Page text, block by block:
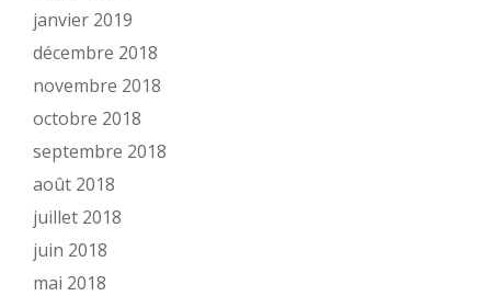
janvier 2019
décembre 2018
novembre 2018
octobre 2018
septembre 2018
août 2018
juillet 2018
juin 2018
mai 2018